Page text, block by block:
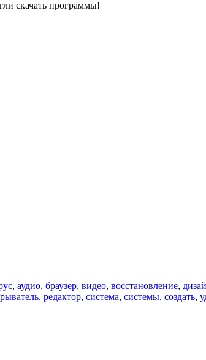
скачать программы!
, аудио, браузер, видео, восстановление,
, редактор, система, системы, создать,